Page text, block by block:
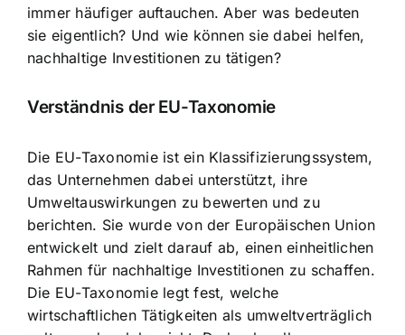
immer häufiger auftauchen. Aber was bedeuten
sie eigentlich? Und wie können sie dabei helfen,
nachhaltige Investitionen zu tätigen?
Verständnis der EU-Taxonomie
Die EU-Taxonomie ist ein Klassifizierungssystem,
das Unternehmen dabei unterstützt, ihre
Umweltauswirkungen zu bewerten und zu
berichten. Sie wurde von der Europäischen Union
entwickelt und zielt darauf ab, einen einheitlichen
Rahmen für nachhaltige Investitionen zu schaffen.
Die EU-Taxonomie legt fest, welche
wirtschaftlichen Tätigkeiten als umweltverträglich